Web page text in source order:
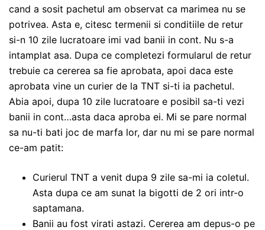
cand a sosit pachetul am observat ca marimea nu se
potrivea. Asta e, citesc termenii si conditiile de retur
si-n 10 zile lucratoare imi vad banii in cont. Nu s-a
intamplat asa. Dupa ce completezi formularul de retur
trebuie ca cererea sa fie aprobata, apoi daca este
aprobata vine un curier de la TNT si-ti ia pachetul.
Abia apoi, dupa 10 zile lucratoare e posibil sa-ti vezi
banii in cont…asta daca aproba ei. Mi se pare normal
sa nu-ti bati joc de marfa lor, dar nu mi se pare normal
ce-am patit:
Curierul TNT a venit dupa 9 zile sa-mi ia coletul.
Asta dupa ce am sunat la bigotti de 2 ori intr-o
saptamana.
Banii au fost virati astazi. Cererea am depus-o pe